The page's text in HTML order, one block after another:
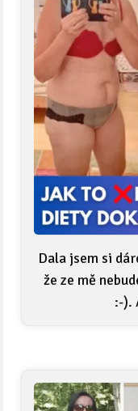
Dala jsem si
že ze mě
:-).